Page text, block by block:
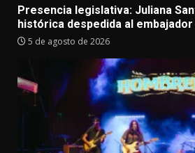
Presencia legislativa: Juliana
histórica despedida al embajador
5 de agosto de 2026